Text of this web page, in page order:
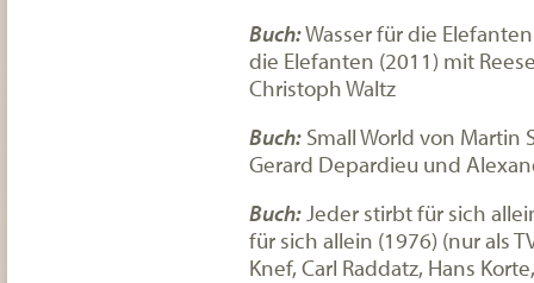
Buch:Wasser für die
die Elefanten (2011) mit
Christoph Waltz
Buch: Small World von Martin
Gerard Depardieu und
Buch:Jeder stirbt für sich
für sich allein (1976) (nur als
Knef, Carl Raddatz, Hans